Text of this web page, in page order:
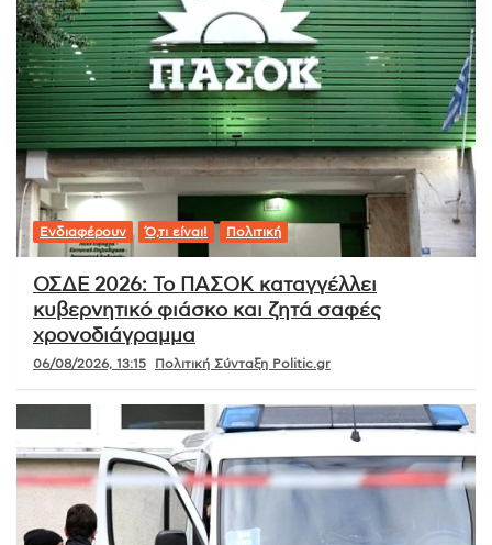
Ενδιαφέρουν Ό,τι είναι! Πολιτική
ΟΣΔΕ 2026: Το ΠΑΣΟΚ καταγγέλλει
κυβερνητικό φιάσκο και ζητά σαφές
χρονοδιάγραμμα
06/08/2026, 13:15 Πολιτική Σύνταξη Politic.gr